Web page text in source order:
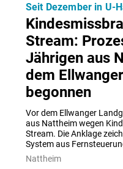
Stream:
Jährigen aus
dem
begonnen
Vor dem Ellwanger
aus Nattheim wegen
Stream. Die Anklage
System aus
Seit Dezember in U-
Nattheim